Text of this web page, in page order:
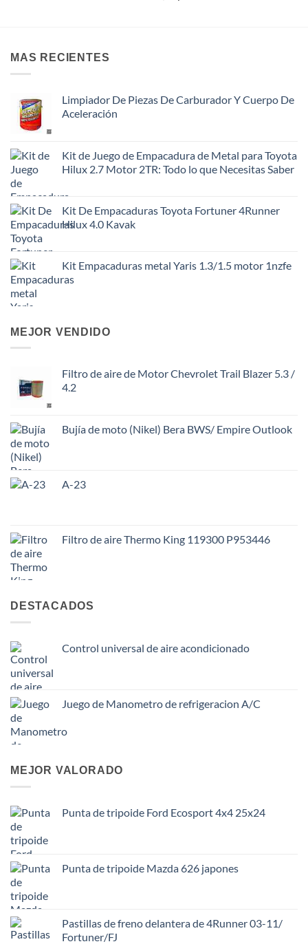
MAS RECIENTES
Limpiador De Piezas De Carburador Y Cuerpo De
Aceleración
Kit de Juego de Empacadura de Metal para Toyota
Hilux 2.7 Motor 2TR: Todo lo que Necesitas Saber
Kit De Empacaduras Toyota Fortuner 4Runner
Hilux 4.0 Kavak
Kit Empacaduras metal Yaris 1.3/1.5 motor 1nzfe
MEJOR VENDIDO
Filtro de aire de Motor Chevrolet Trail Blazer 5.3 /
4.2
Bujía de moto (Nikel) Bera BWS/ Empire Outlook
A-23
Filtro de aire Thermo King 119300 P953446
DESTACADOS
Control universal de aire acondicionado
Juego de Manometro de refrigeracion A/C
MEJOR VALORADO
Punta de tripoide Ford Ecosport 4x4 25x24
Punta de tripoide Mazda 626 japones
Pastillas de freno delantera de 4Runner 03-11/
Fortuner/FJ